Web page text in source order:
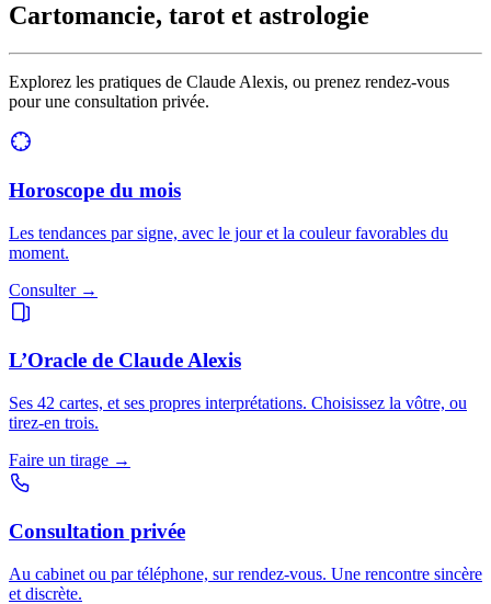
Cartomancie, tarot et astrologie
Explorez les pratiques de Claude Alexis, ou prenez rendez-vous
pour une consultation privée.
Horoscope du mois
Les tendances par signe, avec le jour et la couleur favorables du
moment.
Consulter →
L’Oracle de Claude Alexis
Ses 42 cartes, et ses propres interprétations. Choisissez la vôtre, ou
tirez-en trois.
Faire un tirage →
Consultation privée
Au cabinet ou par téléphone, sur rendez-vous. Une rencontre sincère
et discrète.